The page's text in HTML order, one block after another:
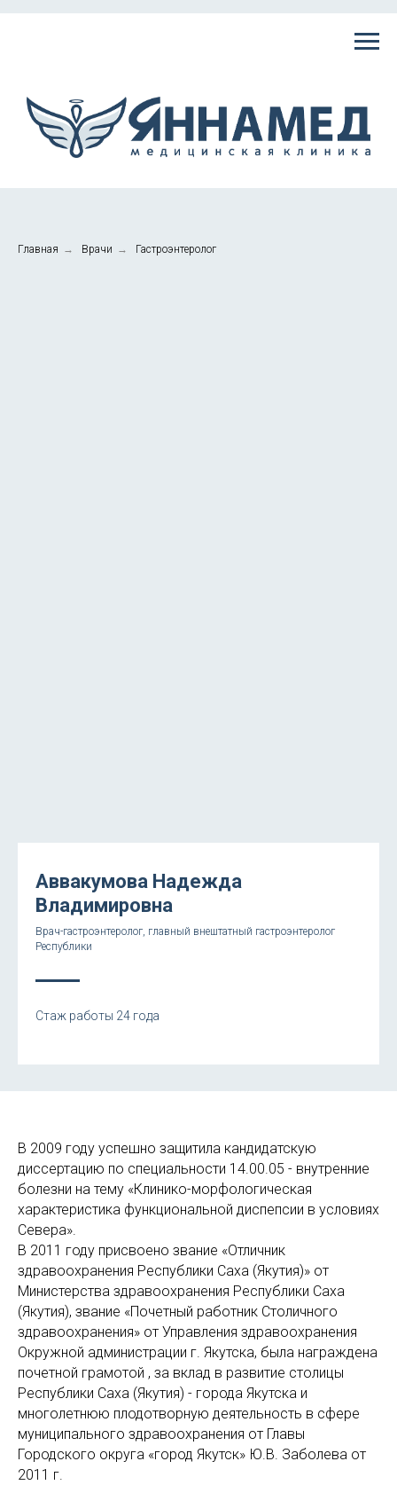
Главная → Врачи → Гастроэнтеролог
Аввакумова Надежда
Владимировна
Врач-гастроэнтеролог, главный внештатный гастроэнтеролог
Республики
Стаж работы 24 года
В 2009 году успешно защитила кандидатскую
диссертацию по специальности 14.00.05 - внутренние
болезни на тему «Клинико-морфологическая
характеристика функциональной диспепсии в условиях
Севера».
В 2011 году присвоено звание «Отличник
здравоохранения Республики Саха (Якутия)» от
Министерства здравоохранения Республики Саха
(Якутия), звание «Почетный работник Столичного
здравоохранения» от Управления здравоохранения
Окружной администрации г. Якутска, была награждена
почетной грамотой , за вклад в развитие столицы
Республики Саха (Якутия) - города Якутска и
многолетнюю плодотворную деятельность в сфере
муниципального здравоохранения от Главы
Городского округа «город Якутск» Ю.В. Заболева от
2011 г.